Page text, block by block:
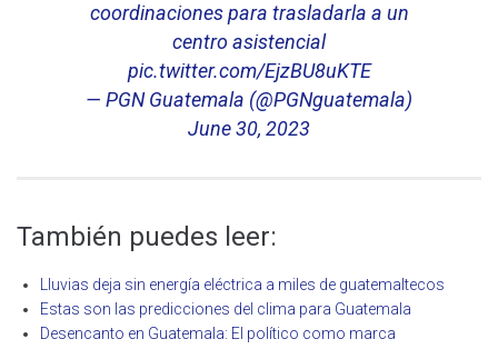
coordinaciones para trasladarla a un
centro asistencial
pic.twitter.com/EjzBU8uKTE
— PGN Guatemala (@PGNguatemala)
June 30, 2023
También puedes leer:
Lluvias deja sin energía eléctrica a miles de guatemaltecos
Estas son las predicciones del clima para Guatemala
Desencanto en Guatemala: El político como marca